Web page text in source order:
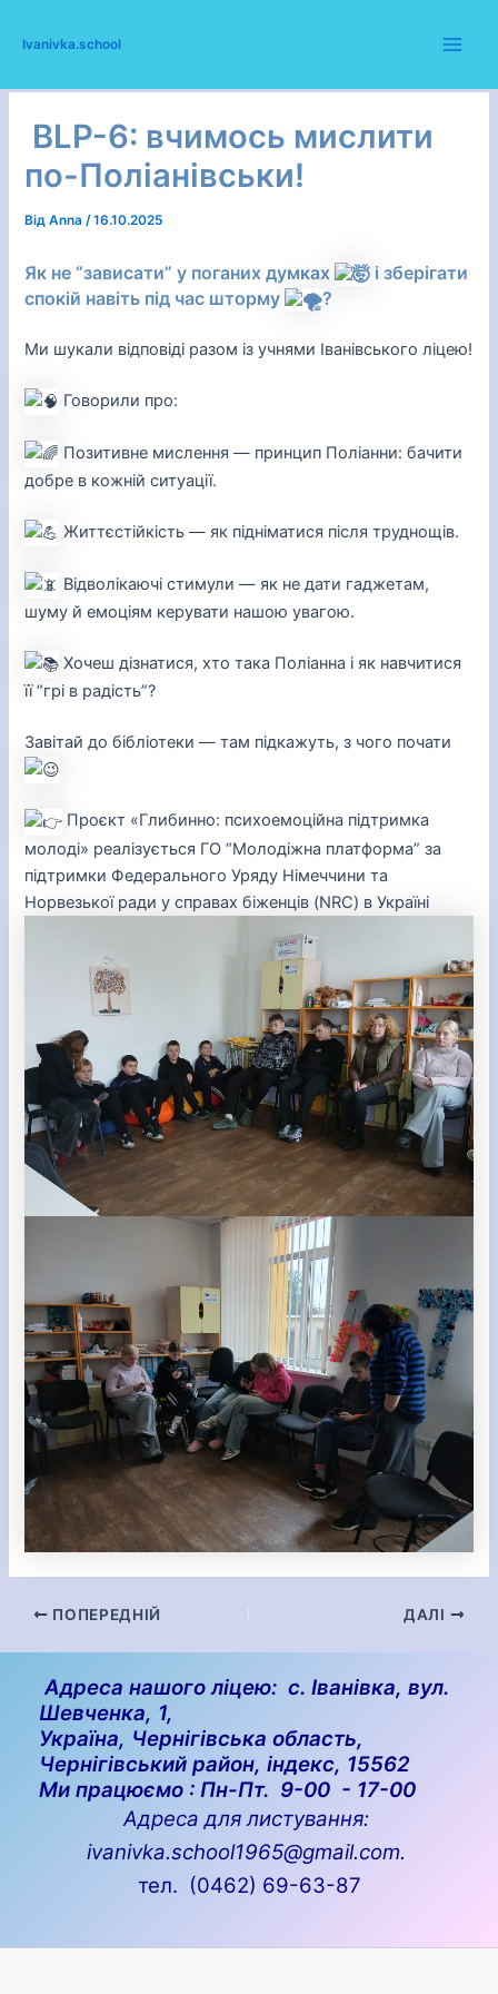
Ivanivka.school
BLP-6: вчимось мислити по-Поліанівськи!
BLP-6: вчимось мислити
по-Поліанівськи!
ВідAnna /16.10.2025
Як не “зависати” у поганих думках
і зберігати
спокій навіть під час шторму
?
Ми шукали відповіді разом із учнями Іванівського ліцею!
Говорили про:
Позитивне мислення — принцип Поліанни: бачити
добре в кожній ситуації.
Життєстійкість — як підніматися після труднощів.
Відволікаючі стимули — як не дати гаджетам,
шуму й емоціям керувати нашою увагою.
Хочеш дізнатися, хто така Поліанна і як навчитися
її “грі в радість”?
Завітай до бібліотеки — там підкажуть, з чого почати
Проєкт «Глибинно: психоемоційна підтримка
молоді» реалізується ГО “Молодіжна платформа” за
підтримки Федерального Уряду Німеччини та
Норвезької ради у справах біженців (NRC) в Україні
ПОПЕРЕДНІЙ ДАЛІ
Адреса нашого ліцею: с. Іванівка, вул.
Шевченка, 1,
Україна, Чернігівська область,
Чернігівський район, індекс, 15562
Ми працюємо : Пн-Пт. 9-00 - 17-00
Адреса для листування:
ivanivka.school1965@gmail.com.
тел. (0462) 69-63-87